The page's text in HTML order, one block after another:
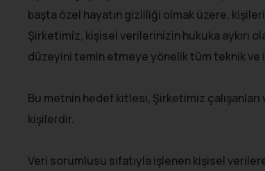
başta özel hayatın gizliliği olmak üzere,
Şirketimiz, kişisel verilerinizin hukuka aykırı
düzeyini temin etmeye yönelik tüm teknik ve
Bu metnin hedef kitlesi, Şirketimiz
kişilerdir.
Veri sorumlusu sıfatıyla işlenen kişisel